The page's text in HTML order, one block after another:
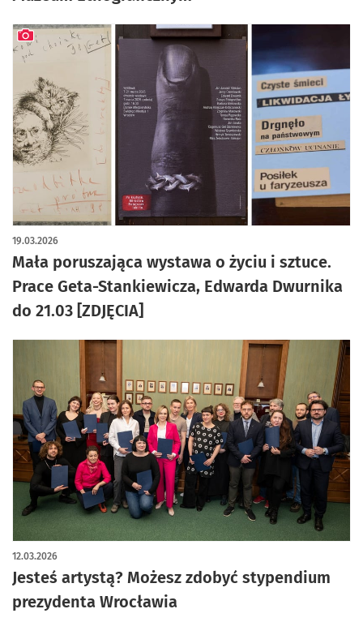
Mała poruszająca wystawa o życiu i sztuce.
Prace Geta-Stankiewicza, Edwarda Dwurnika
do 21.03 [ZDJĘCIA]
19.03.2026
artykuł z galerią zdjęć
Jesteś artystą? Możesz zdobyć stypendium
prezydenta Wrocławia
12.03.2026